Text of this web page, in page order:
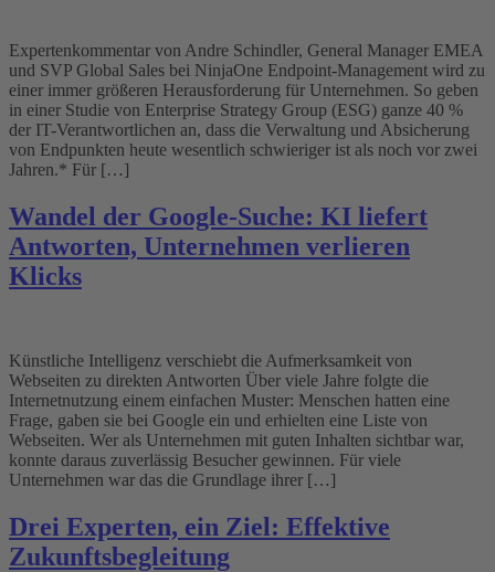
Expertenkommentar von Andre Schindler, General Manager EMEA
und SVP Global Sales bei NinjaOne Endpoint-Management wird zu
einer immer größeren Herausforderung für Unternehmen. So geben
in einer Studie von Enterprise Strategy Group (ESG) ganze 40 %
der IT-Verantwortlichen an, dass die Verwaltung und Absicherung
von Endpunkten heute wesentlich schwieriger ist als noch vor zwei
Jahren.* Für […]
Wandel der Google-Suche: KI liefert
Antworten, Unternehmen verlieren
Klicks
Künstliche Intelligenz verschiebt die Aufmerksamkeit von
Webseiten zu direkten Antworten Über viele Jahre folgte die
Internetnutzung einem einfachen Muster: Menschen hatten eine
Frage, gaben sie bei Google ein und erhielten eine Liste von
Webseiten. Wer als Unternehmen mit guten Inhalten sichtbar war,
konnte daraus zuverlässig Besucher gewinnen. Für viele
Unternehmen war das die Grundlage ihrer […]
Drei Experten, ein Ziel: Effektive
Zukunftsbegleitung